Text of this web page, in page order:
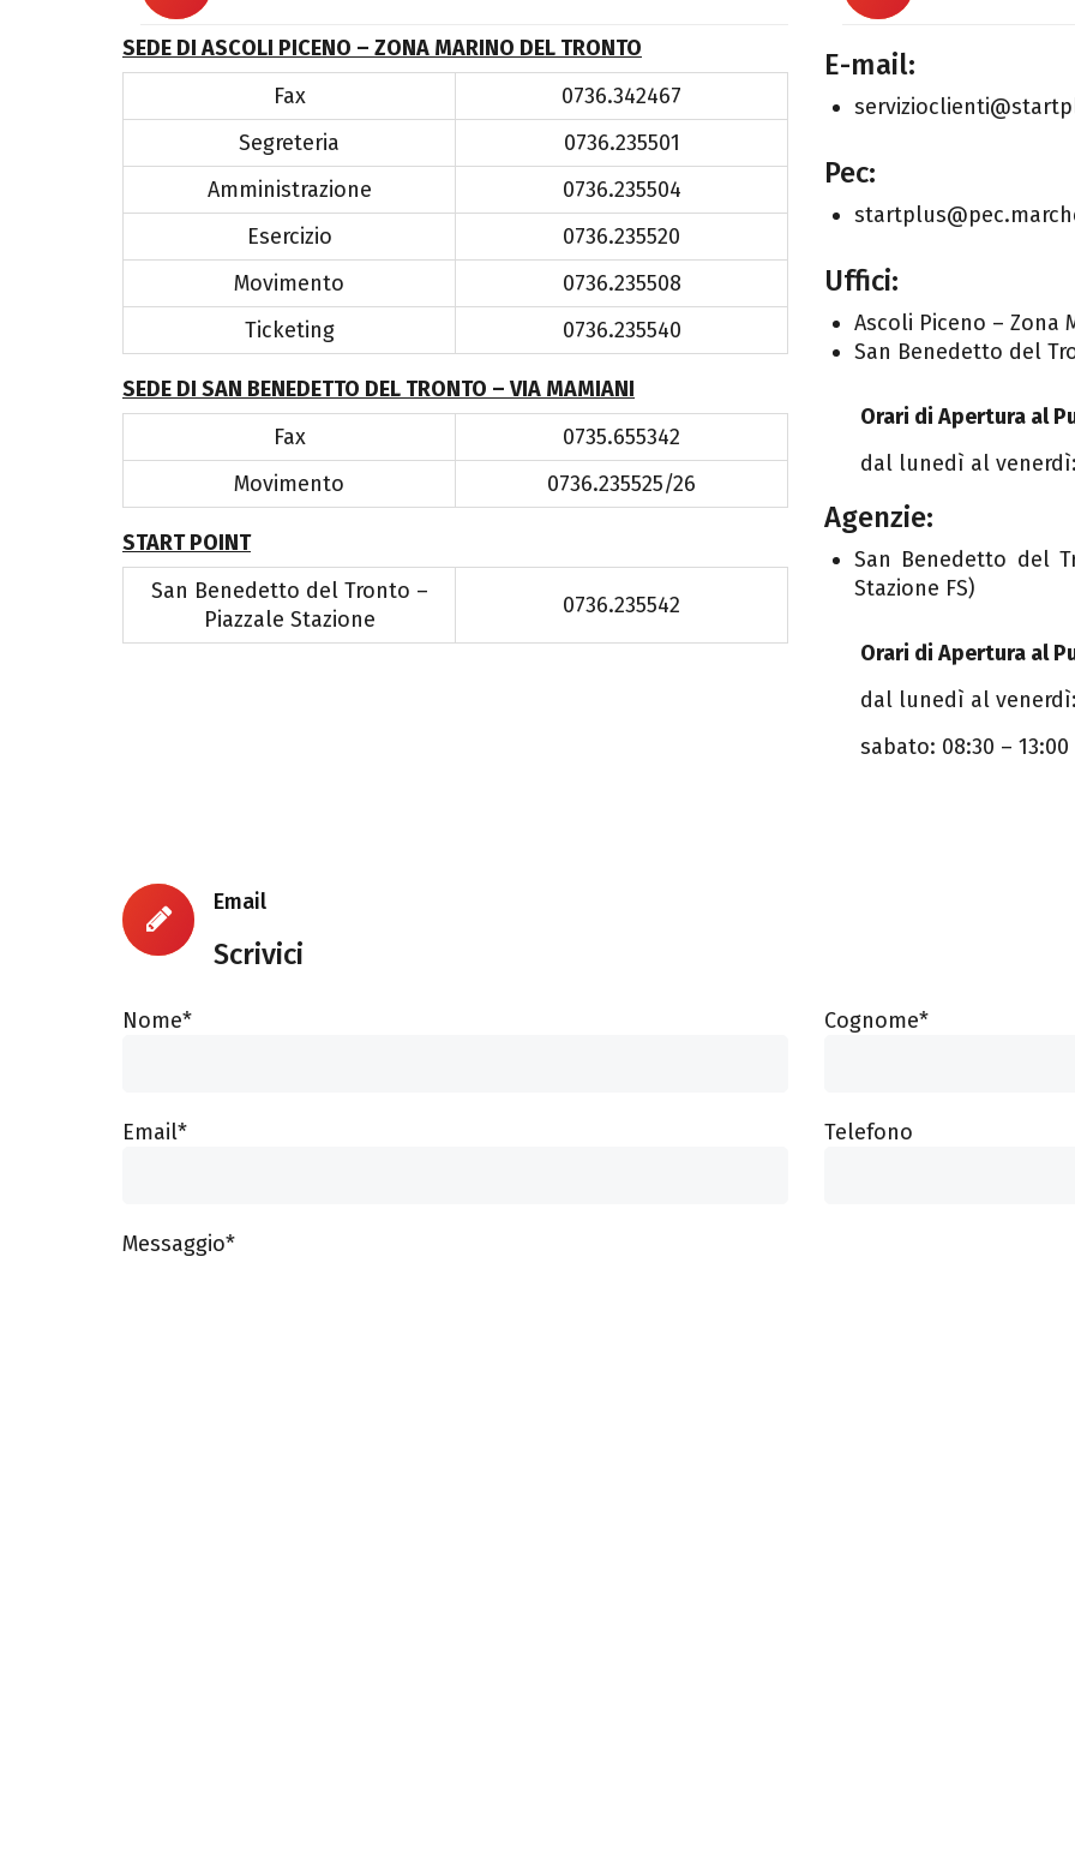
SEDE DI ASCOLI PICENO – ZONA MARINO DEL TRONTO
Fax
0736.342467
Segreteria
0736.235501
Amministrazione
0736.235504
Esercizio
0736.235520
Movimento
0736.235508
Ticketing
0736.235540
SEDE DI SAN BENEDETTO DEL TRONTO – VIA MAMIANI
Fax
0735.655342
Movimento
0736.235525/26
START POINT
San Benedetto del Tronto –
Piazzale Stazione
0736.235542
E-mail:
Pec:
Uffici:
Ascoli Piceno – Zona
San Benedetto del
Orari di Apertura al
dal lunedì al venerdì:
Agenzie:
San Benedetto del
Stazione FS)
Orari di Apertura al
dal lunedì al venerdì:
sabato: 08:30 – 13:00
Email
Scrivici
Nome* Cognome*
Email* Telefono
Messaggio*